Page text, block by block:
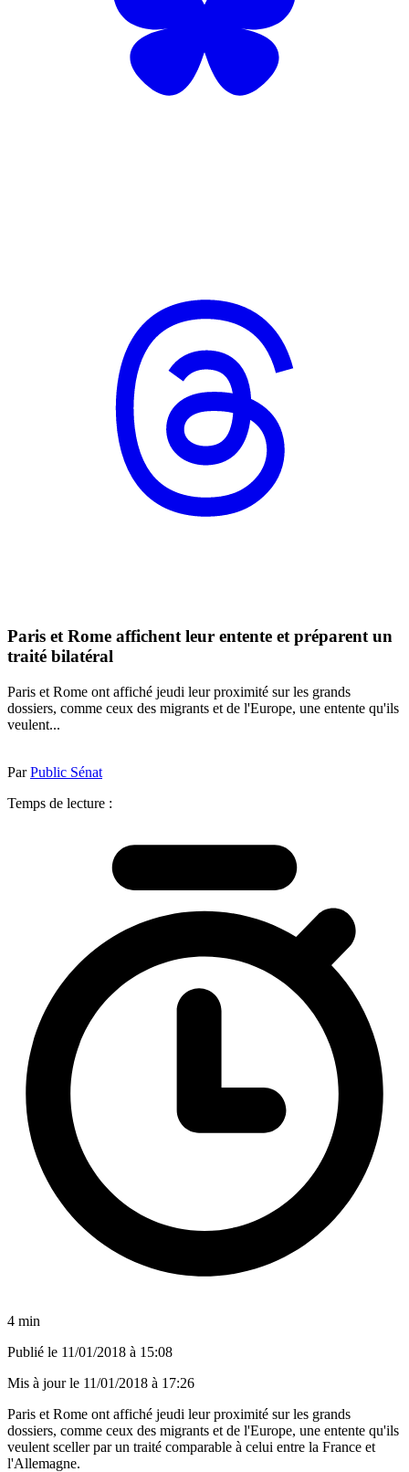
Paris et Rome affichent leur entente et préparent un
traité bilatéral
Paris et Rome ont affiché jeudi leur proximité sur les grands
dossiers, comme ceux des migrants et de l'Europe, une entente qu'ils
veulent...
ParPublic Sénat
Temps de lecture :
4 min
Publié le 11/01/2018 à 15:08
Mis à jour le 11/01/2018 à 17:26
Paris et Rome ont affiché jeudi leur proximité sur les grands
dossiers, comme ceux des migrants et de l'Europe, une entente qu'ils
veulent sceller par un traité comparable à celui entre la France et
l'Allemagne.